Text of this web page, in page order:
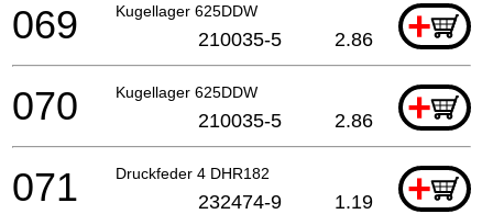
Kugellager 625DDW +
069 210035-5 2.86
Kugellager 625DDW +
070 210035-5 2.86
Druckfeder 4 DHR182 +
071 232474-9 1.19